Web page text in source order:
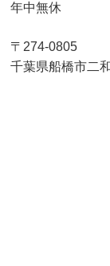
年中無休
〒274-0805
千葉県船橋市二